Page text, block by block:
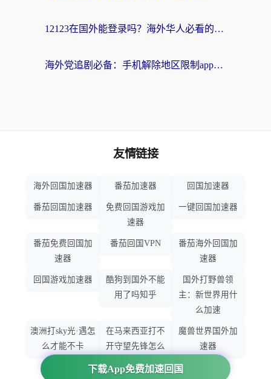
12123在国外能登录吗？海外华人必看的回国加速实用指南
海外党追剧必备：手机解除地区限制app怎么选？解决央视视频&国内剧地区限制全指南
下载App免费加速回国
友情链接
海外回国加速器 番茄加速器 回国加速器
番茄回国加速器
免费回国游戏加
速器
一键回国加速器
番茄免费回国加
速器
番茄回国VPN
番茄海外回国加
速器
回国游戏加速器
酷狗到国外不能
用了吗知乎
国外打野兽领
主：新世界用什
么加速
澳洲打sky光·遇怎
么才能不卡
在马来西亚打不
开守望先锋怎么
办
魔兽世界国外加
速器